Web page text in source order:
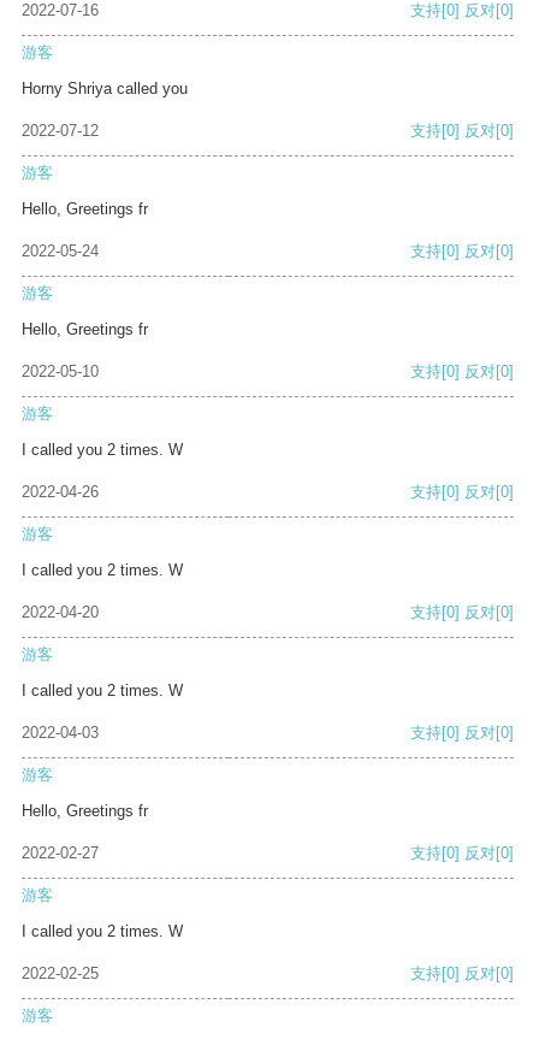
2022-07-16 支持[0] 反对[0]
游客
Horny Shriya called you
2022-07-12 支持[0] 反对[0]
游客
Hello, Greetings fr
2022-05-24 支持[0] 反对[0]
游客
Hello, Greetings fr
2022-05-10 支持[0] 反对[0]
游客
I called you 2 times. W
2022-04-26 支持[0] 反对[0]
游客
I called you 2 times. W
2022-04-20 支持[0] 反对[0]
游客
I called you 2 times. W
2022-04-03 支持[0] 反对[0]
游客
Hello, Greetings fr
2022-02-27 支持[0] 反对[0]
游客
I called you 2 times. W
2022-02-25 支持[0] 反对[0]
游客